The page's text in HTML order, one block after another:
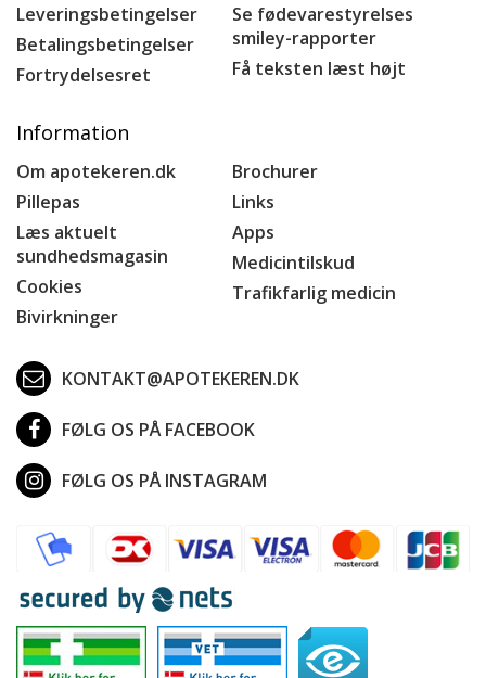
Leveringsbetingelser
Betalingsbetingelser
Fortrydelsesret
Se fødevarestyrelses
smiley-rapporter
Få teksten læst højt
Information
Om apotekeren.dk
Pillepas
Læs aktuelt
sundhedsmagasin
Cookies
Bivirkninger
Brochurer
Links
Apps
Medicintilskud
Trafikfarlig medicin
KONTAKT@APOTEKEREN.DK
FØLG OS PÅ FACEBOOK
FØLG OS PÅ INSTAGRAM